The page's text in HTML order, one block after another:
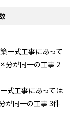
一式工事にあって
分が同一の工事 2
式工事にあっては
が同一の工事 3件